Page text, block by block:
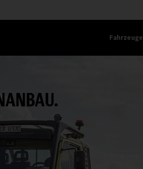
Fahrzeuge